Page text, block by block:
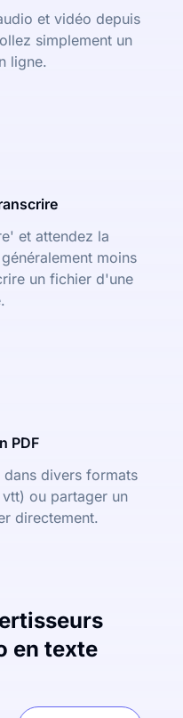
et vidéo depuis
simplement un
ligne.
et attendez la
moins
un fichier d'une
PDF
divers formats
ou partager un
directement.
en texte